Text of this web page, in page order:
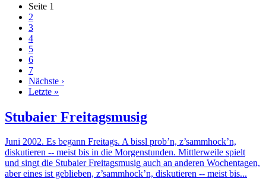
Seite 1
2
3
4
5
6
7
Nächste ›
Letzte »
Stubaier Freitagsmusig
Juni 2002. Es begann Freitags. A bissl prob’n, z’sammhock’n,
diskutieren -- meist bis in die Morgenstunden. Mittlerweile spielt
und singt die Stubaier Freitagsmusig auch an anderen Wochentagen,
aber eines ist geblieben, z’sammhock’n, diskutieren -- meist bis...